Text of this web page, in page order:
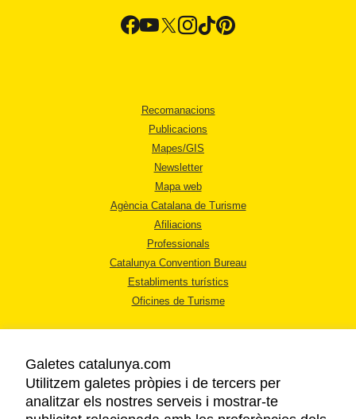
Recomanacions
Publicacions
Mapes/GIS
Newsletter
Mapa web
Agència Catalana de Turisme
Afiliacions
Professionals
Catalunya Convention Bureau
Establiments turístics
Oficines de Turisme
AVÍS LEGAL
Galetes catalunya.com
Utilitzem galetes pròpies i de tercers per
analitzar els nostres serveis i mostrar-te